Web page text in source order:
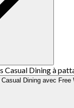
Casual Dining à
Dining avec Free